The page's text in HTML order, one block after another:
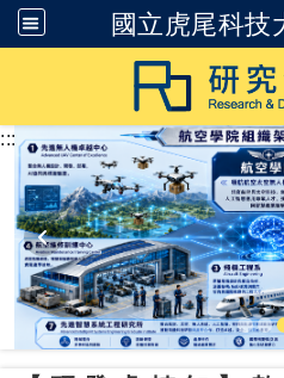
國立虎尾科技
跳到主
:::